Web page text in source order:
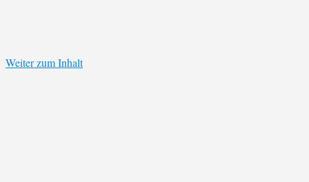
Weiter zum Inhalt